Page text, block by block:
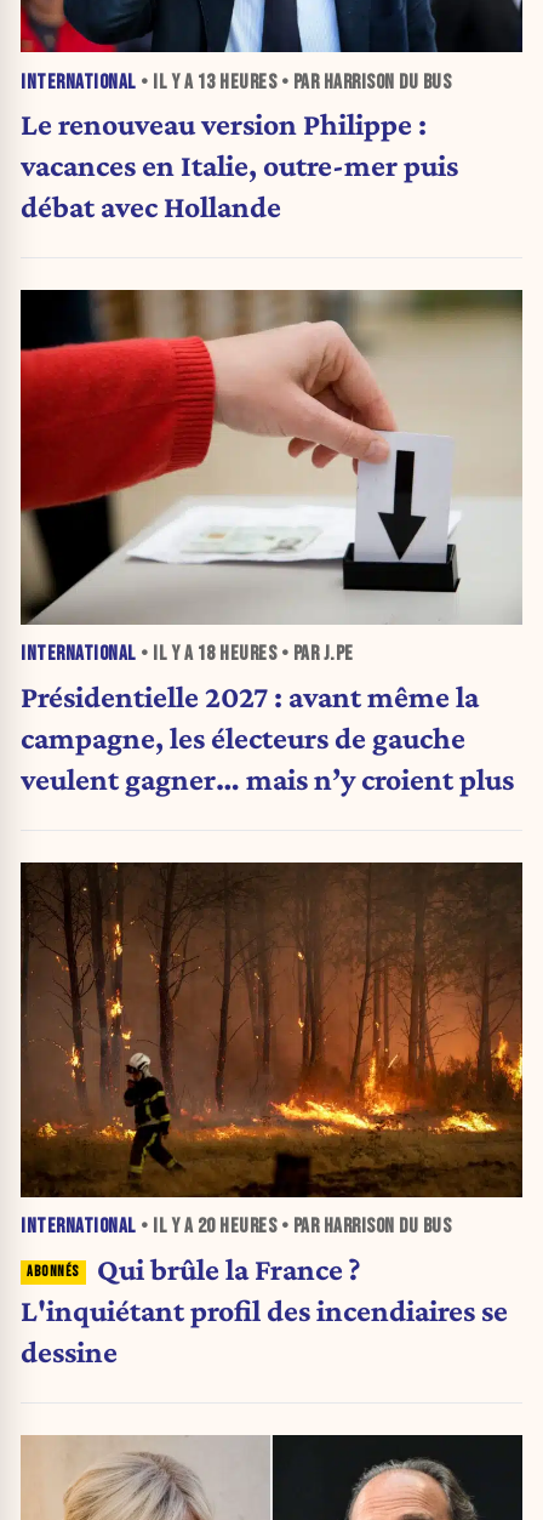
INTERNATIONAL • IL Y A 13 HEURES• PAR HARRISON DU BUS
Le renouveau version Philippe :
vacances en Italie, outre-mer puis
débat avec Hollande
INTERNATIONAL • IL Y A 18 HEURES• PAR J.PE
Présidentielle 2027 : avant même la
campagne, les électeurs de gauche
veulent gagner… mais n’y croient plus
INTERNATIONAL • IL Y A 20 HEURES• PAR HARRISON DU BUS
Qui brûle la France ?
L'inquiétant profil des incendiaires se
dessine